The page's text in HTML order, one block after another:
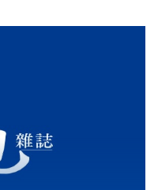
調和這兩種價值觀。
們為自己驕傲，即使